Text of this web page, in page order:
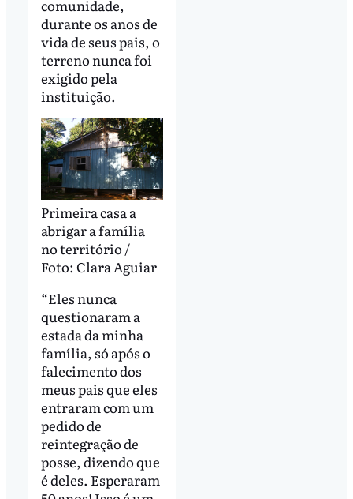
comunidade,
durante os anos de
vida de seus pais, o
terreno nunca foi
exigido pela
instituição.
Primeira casa a
abrigar a família
no território /
Foto: Clara Aguiar
“Eles nunca
questionaram a
estada da minha
família, só após o
falecimento dos
meus pais que eles
entraram com um
pedido de
reintegração de
posse, dizendo que
é deles. Esperaram